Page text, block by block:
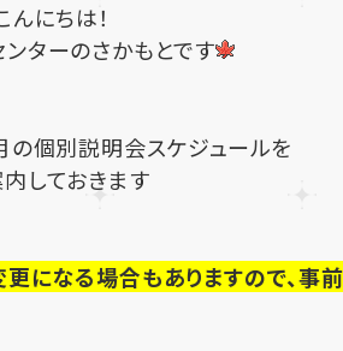
んにちは！
ターのさかもとです
個別説明会スケジュールを
しておきます
になる場合もありますので、事